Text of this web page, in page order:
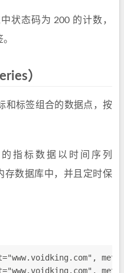
状态码为 200 的计数，
）
和标签组合的数据点，按
的指标数据以时间序列
存数据库中，并且定时保